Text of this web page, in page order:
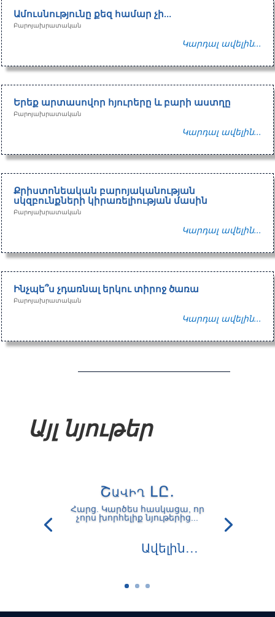
Ամուսնությունը քեզ համար չի…
Բարոյախրատական
Կարդալ ավելին...
Երեք արտասովոր հյուրերը և բարի աստղը
Բարոյախրատական
Կարդալ ավելին...
Քրիստոնեական բարոյականության
սկզբունքների կիրառելիության մասին
Բարոյախրատական
Կարդալ ավելին...
Ինչպե՞ս չդառնալ երկու տիրոջ ծառա
Բարոյախրատական
Կարդալ ավելին...
Այլ նյութեր
Շավիղ ԼԸ.
Հարց. Կարծես հասկացա, որ
չորս խորհելիք նյութերից...
Ավելին․․․